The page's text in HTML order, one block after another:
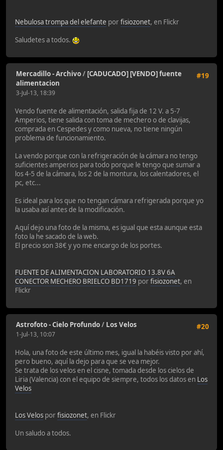
Nebulosa trompa del elefante porfisiozonet, en Flickr
Saludetes a todos.
#19
Mercadillo - Archivo/ [CADUCADO] [VENDO] fuente
alimentacion
3-Jul-13, 18:39
Vendo fuente de alimentación, salida fija de 12 V. a 5-7
Amperios, tiene salida con toma de mechero o de clavijas,
comprada en Cespedes y como nueva, no tiene ningún
problema de funcionamiento.
La vendo porque con la refrigeración de la cámara no tengo
suficientes amperios para todo porque le tengo que sumar a
los 4-5 de la cámara, los 2 de la montura, los calentadores, el
pc, etc...
Es ideal para los que no tengan cámara refrigerada porque yo
la usaba así antes de la modificación.
Aquí dejo una foto de la misma, es igual que esta aunque esta
foto la he sacado de la web.
El precio son 38€ y yo me encargo de los portes.
FUENTE DE ALIMENTACION LABORATORIO 13.8V 6A
CONECTOR MECHERO BRIELCO BD1719 porfisiozonet, en
Flickr
#20
Astrofoto - Cielo Profundo/ Los Velos
1-Jul-13, 10:07
Hola, una foto de este último mes, igual la habéis visto por ahí,
pero bueno, aquí la dejo para que se vea mejor.
Se trata de los velos en el cisne, tomada desde los cielos de
Liria (Valencia) con el equipo de siempre, todos los datos en Los
Velos
Los Velos porfisiozonet, en Flickr
Un saludo a todos.